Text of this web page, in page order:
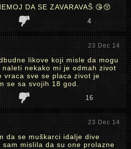
DA SE ZAVARAVAŠ 😘😚
4
23 Dec 14
likove koji misle da mogu
nekako mi je odmah zivot
vraca sve se placa zivot je
se sa svojih 18 god.
16
23 Dec 14
da se muškarci idalje dive
sam mislila da su one prolazne